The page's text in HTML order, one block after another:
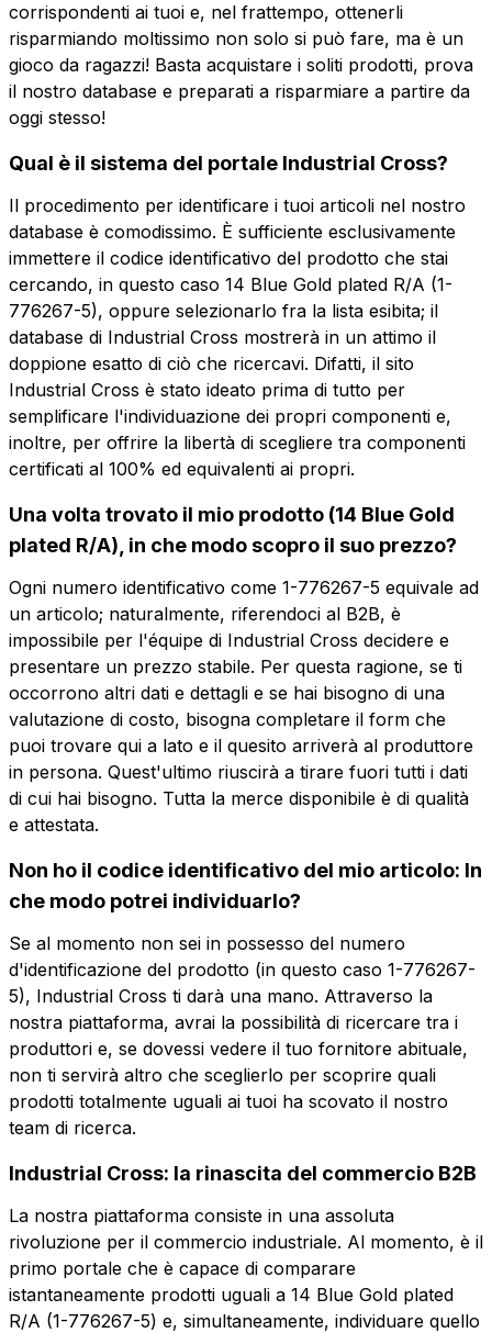
Vuoi ricevere
più informazioni?
Nome
Telefono
Email
Azienda
Ruolo
Note
Consenso profilazione Consenso terze parti
Invia la richiesta
Vuoi ricevere maggiori
Compila il form per richiedere un preventivo
ESP-B14R1TS
14 Blue Gold plated R/A
Scheda tecnica
Nome Telefono
Email
Azienda Ruolo
Note
obbligatorio
promozioni
Consenso
profilazione
Consenso terze
parti
Invia la richiesta
corrispondenti ai tuoi e, nel frattempo, ottenerli
risparmiando moltissimo non solo si può fare, ma è un
gioco da ragazzi! Basta acquistare i soliti prodotti, prova
il nostro database e preparati a risparmiare a partire da
oggi stesso!
Qual è il sistema del portale Industrial Cross?
Il procedimento per identificare i tuoi articoli nel nostro
database è comodissimo. È sufficiente esclusivamente
immettere il codice identificativo del prodotto che stai
cercando, in questo caso 14 Blue Gold plated R/A (1-
776267-5), oppure selezionarlo fra la lista esibita; il
database di Industrial Cross mostrerà in un attimo il
doppione esatto di ciò che ricercavi. Difatti, il sito
Industrial Cross è stato ideato prima di tutto per
semplificare l'individuazione dei propri componenti e,
inoltre, per offrire la libertà di scegliere tra componenti
certificati al 100% ed equivalenti ai propri.
Una volta trovato il mio prodotto (14 Blue Gold
plated R/A), in che modo scopro il suo prezzo?
Ogni numero identificativo come 1-776267-5 equivale ad
un articolo; naturalmente, riferendoci al B2B, è
impossibile per l'équipe di Industrial Cross decidere e
presentare un prezzo stabile. Per questa ragione, se ti
occorrono altri dati e dettagli e se hai bisogno di una
valutazione di costo, bisogna completare il form che
puoi trovare qui a lato e il quesito arriverà al produttore
in persona. Quest'ultimo riuscirà a tirare fuori tutti i dati
di cui hai bisogno. Tutta la merce disponibile è di qualità
e attestata.
Non ho il codice identificativo del mio articolo: In
che modo potrei individuarlo?
Se al momento non sei in possesso del numero
d'identificazione del prodotto (in questo caso 1-776267-
5), Industrial Cross ti darà una mano. Attraverso la
nostra piattaforma, avrai la possibilità di ricercare tra i
produttori e, se dovessi vedere il tuo fornitore abituale,
non ti servirà altro che sceglierlo per scoprire quali
prodotti totalmente uguali ai tuoi ha scovato il nostro
team di ricerca.
Industrial Cross: la rinascita del commercio B2B
La nostra piattaforma consiste in una assoluta
rivoluzione per il commercio industriale. Al momento, è il
primo portale che è capace di comparare
istantaneamente prodotti uguali a 14 Blue Gold plated
R/A (1-776267-5) e, simultaneamente, individuare quello